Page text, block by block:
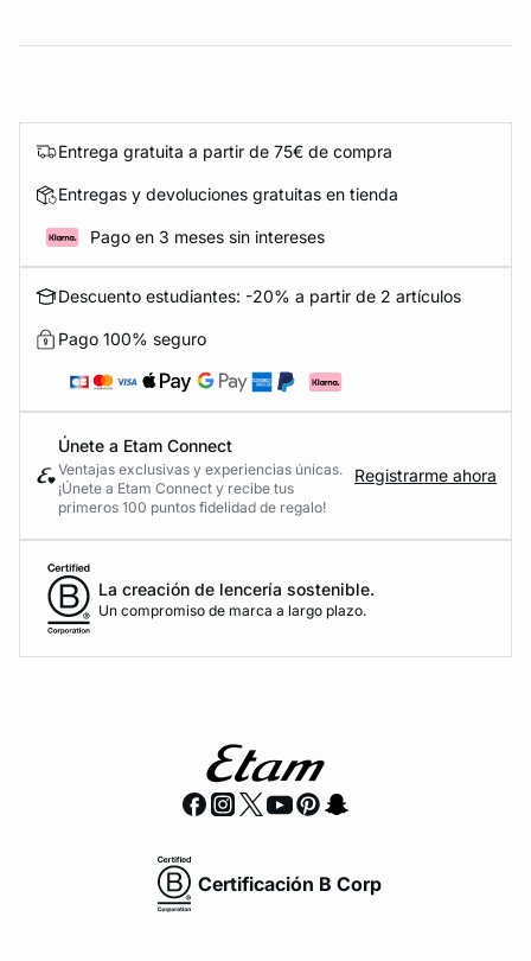
Entrega gratuita a partir de 75€ de compra
Entregas y devoluciones gratuitas en tienda
Pago en 3 meses sin intereses
Descuento estudiantes: -20% a partir de 2 artículos
Pago 100% seguro
Únete a Etam Connect
Ventajas exclusivas y experiencias únicas.
¡Únete a Etam Connect y recibe tus
primeros 100 puntos fidelidad de regalo!
Registrarme ahora
La creación de lencería sostenible.
Un compromiso de marca a largo plazo.
Certificación B Corp